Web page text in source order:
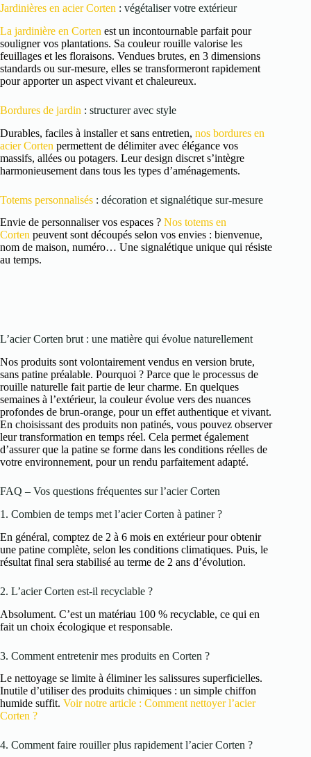
Jardinières en acier Corten : végétaliser votre extérieur
La jardinière en Corten est un incontournable parfait pour
souligner vos plantations. Sa couleur rouille valorise les
feuillages et les floraisons. Vendues brutes, en 3 dimensions
standards ou sur-mesure, elles se transformeront rapidement
pour apporter un aspect vivant et chaleureux.
Bordures de jardin : structurer avec style
Durables, faciles à installer et sans entretien, nos bordures en
acier Corten permettent de délimiter avec élégance vos
massifs, allées ou potagers. Leur design discret s’intègre
harmonieusement dans tous les types d’aménagements.
Totems personnalisés : décoration et signalétique sur-mesure
Envie de personnaliser vos espaces ? Nos totems en
Corten peuvent sont découpés selon vos envies : bienvenue,
nom de maison, numéro… Une signalétique unique qui résiste
au temps.
L’acier Corten brut : une matière qui évolue naturellement
Nos produits sont volontairement vendus en version brute,
sans patine préalable. Pourquoi ? Parce que le processus de
rouille naturelle fait partie de leur charme. En quelques
semaines à l’extérieur, la couleur évolue vers des nuances
profondes de brun-orange, pour un effet authentique et vivant.
En choisissant des produits non patinés, vous pouvez observer
leur transformation en temps réel. Cela permet également
d’assurer que la patine se forme dans les conditions réelles de
votre environnement, pour un rendu parfaitement adapté.
FAQ – Vos questions fréquentes sur l’acier Corten
1. Combien de temps met l’acier Corten à patiner ?
En général, comptez de 2 à 6 mois en extérieur pour obtenir
une patine complète, selon les conditions climatiques. Puis, le
résultat final sera stabilisé au terme de 2 ans d’évolution.
2. L’acier Corten est-il recyclable ?
Absolument. C’est un matériau 100 % recyclable, ce qui en
fait un choix écologique et responsable.
3. Comment entretenir mes produits en Corten ?
Le nettoyage se limite à éliminer les salissures superficielles.
Inutile d’utiliser des produits chimiques : un simple chiffon
humide suffit. Voir notre article : Comment nettoyer l’acier
Corten ?
4. Comment faire rouiller plus rapidement l’acier Corten ?